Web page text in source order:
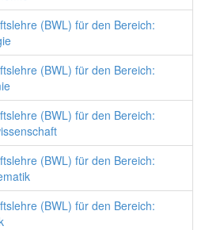
(BWL) für den Bereich:
(BWL) für den Bereich:
(BWL) für den Bereich:
(BWL) für den Bereich:
(BWL) für den Bereich: